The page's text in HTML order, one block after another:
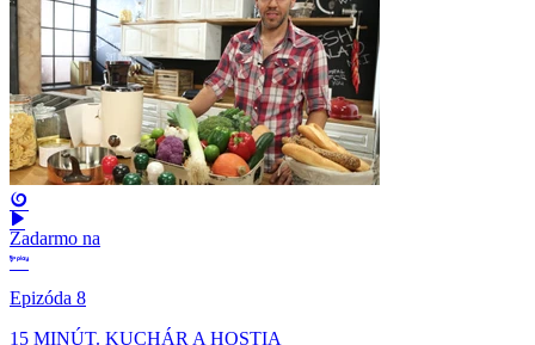
Zadarmo na
Epizóda 8
15 MINÚT. KUCHÁR A HOSTIA